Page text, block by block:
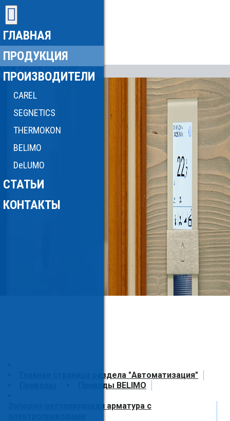
ГЛАВНАЯ
ПРОДУКЦИЯ
ПРОИЗВОДИТЕЛИ
CAREL
SEGNETICS
THERMOKON
BELIMO
DeLUMO
СТАТЬИ
КОНТАКТЫ
Главная страница раздела "Автоматизация"
Приводы BELIMO
Запорно-регулирующая арматура с